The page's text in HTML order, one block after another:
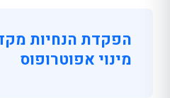
הפקדת הנחיות
מינוי אפוטרופוס